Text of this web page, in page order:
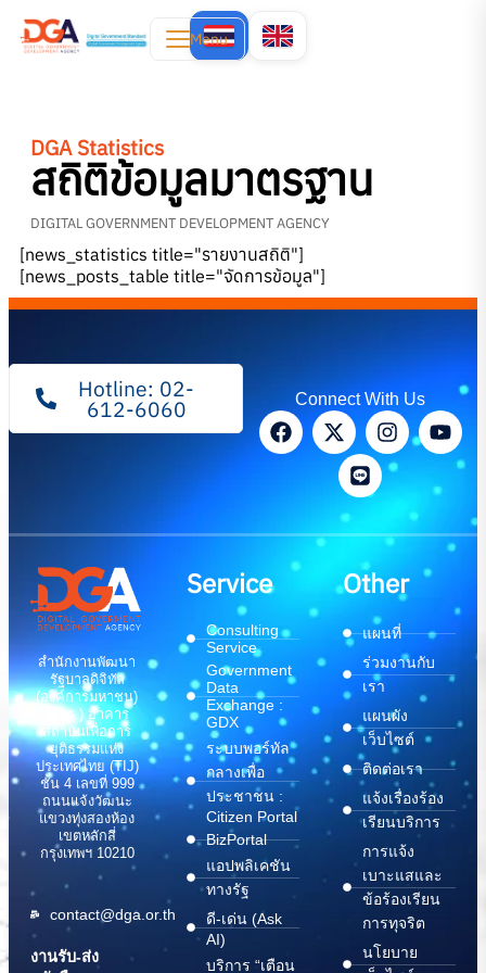
Menu
DGA Statistics
สถิติข้อมูลมาตรฐาน
DIGITAL GOVERNMENT DEVELOPMENT AGENCY
[news_statistics title="รายงานสถิติ"]
[news_posts_table title="จัดการข้อมูล"]
Hotline: 02-
612-6060 Connect With Us
สำนักงานพัฒนา
รัฐบาลดิจิทัล
(องค์การมหาชน)
(สพร.) อาคาร
สถาบันเพื่อการ
ยุติธรรมแห่ง
ประเทศไทย (TIJ)
ชั้น 4 เลขที่ 999
ถนนแจ้งวัฒนะ
แขวงทุ่งสองห้อง
เขตหลักสี่
กรุงเทพฯ 10210
contact@dga.or.th
งานรับ-ส่ง
Service
Consulting
Service
Government
Data
Exchange :
GDX
ระบบพอร์ทัล
กลางเพื่อ
ประชาชน :
Citizen Portal
BizPortal
แอปพลิเคชัน
ทางรัฐ
ดี-เด่น (Ask
AI)
บริการ “เตือน
Other
แผนที่
ร่วมงานกับ
เรา
แผนผัง
เว็บไซต์
ติดต่อเรา
แจ้งเรื่องร้อง
เรียนบริการ
การแจ้ง
เบาะแสและ
ข้อร้องเรียน
การทุจริต
นโยบาย